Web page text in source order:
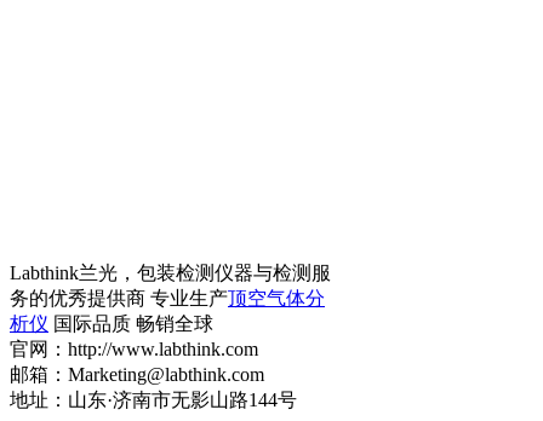
Labthink兰光，包装检测仪器与检测服
务的优秀提供商 专业生产顶空气体分
析仪 国际品质 畅销全球
官网：http://www.labthink.com
邮箱：Marketing@labthink.com
地址：山东·济南市无影山路144号